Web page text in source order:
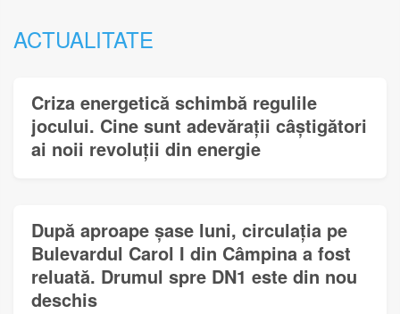
ACTUALITATE
Criza energetică schimbă regulile
jocului. Cine sunt adevărații câștigători
ai noii revoluții din energie
După aproape șase luni, circulația pe
Bulevardul Carol I din Câmpina a fost
reluată. Drumul spre DN1 este din nou
deschis